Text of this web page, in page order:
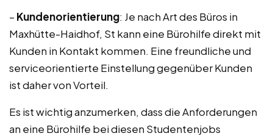
– Kundenorientierung: Je nach Art des Büros in
Maxhütte-Haidhof, St kann eine Bürohilfe direkt mit
Kunden in Kontakt kommen. Eine freundliche und
serviceorientierte Einstellung gegenüber Kunden
ist daher von Vorteil.
Es ist wichtig anzumerken, dass die Anforderungen
an eine Bürohilfe bei diesen Studentenjobs